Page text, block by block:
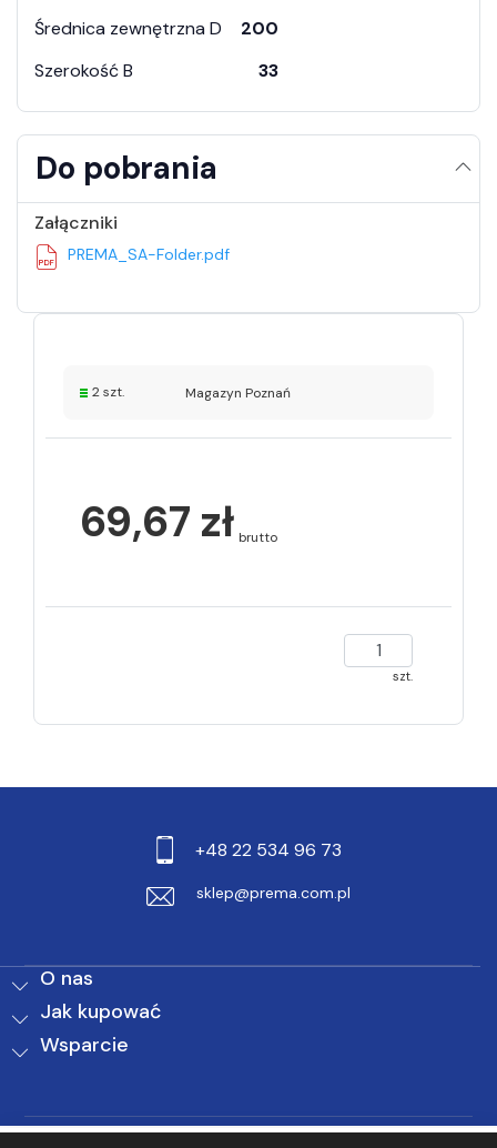
Średnica zewnętrzna D
200
Szerokość B
33
Do pobrania
Załączniki
PREMA_SA-Folder.pdf
2 szt. Magazyn Poznań
69,67 zł brutto
szt.
+48 22 534 96 73
sklep@prema.com.pl
O nas
Jak kupować
Wsparcie